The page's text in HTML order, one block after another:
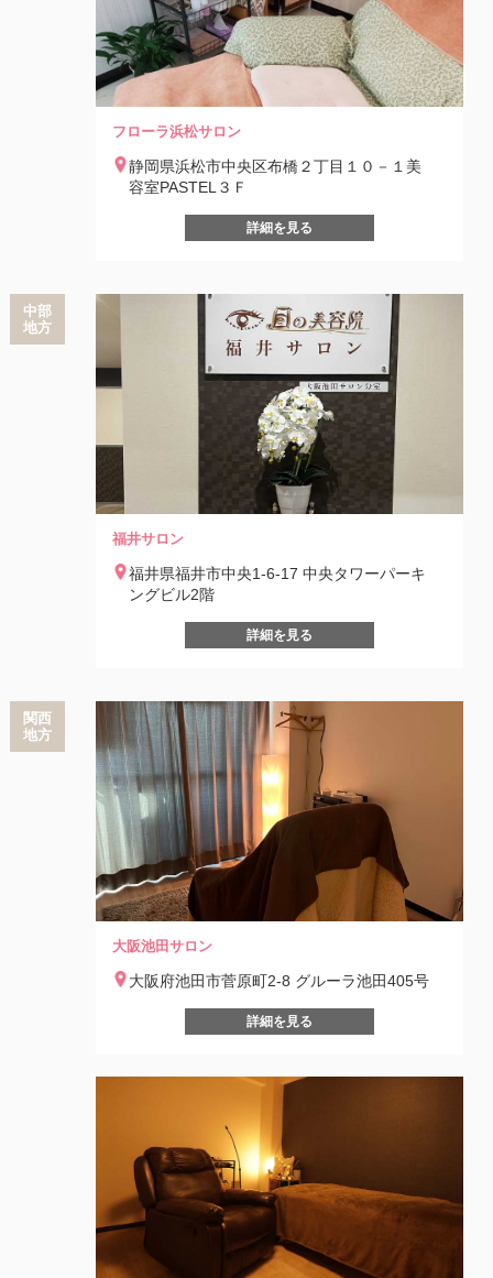
フローラ浜松サロン
静岡県浜松市中央区布橋２丁目１０－１美
容室PASTEL３Ｆ
詳細を見る
中部
地方
福井サロン
福井県福井市中央1-6-17 中央タワーパーキ
ングビル2階
詳細を見る
関西
地方
大阪池田サロン
大阪府池田市菅原町2-8 グルーラ池田405号
詳細を見る